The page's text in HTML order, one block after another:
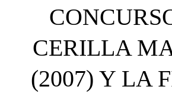
CERILLA
(2007) Y LA